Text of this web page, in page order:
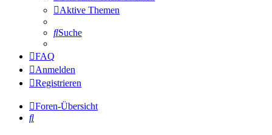
Aktive Themen
Suche
FAQ
Anmelden
Registrieren
Foren-Übersicht
Suche